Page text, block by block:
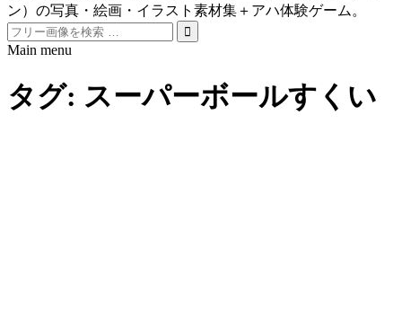
ン）の写真・絵画・イラスト素材集＋アハ体験ゲーム。
Search
for:
Main menu
content
タグ: スーパーボールすくい